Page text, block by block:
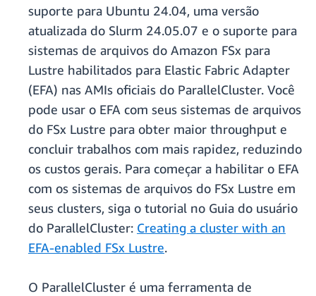
suporte para Ubuntu 24.04, uma versão
atualizada do Slurm 24.05.07 e o suporte para
sistemas de arquivos do Amazon FSx para
Lustre habilitados para Elastic Fabric Adapter
(EFA) nas AMIs oficiais do ParallelCluster. Você
pode usar o EFA com seus sistemas de arquivos
do FSx Lustre para obter maior throughput e
concluir trabalhos com mais rapidez, reduzindo
os custos gerais. Para começar a habilitar o EFA
com os sistemas de arquivos do FSx Lustre em
seus clusters, siga o tutorial no Guia do usuário
do ParallelCluster: Creating a cluster with an
EFA-enabled FSx Lustre.
O ParallelCluster é uma ferramenta de